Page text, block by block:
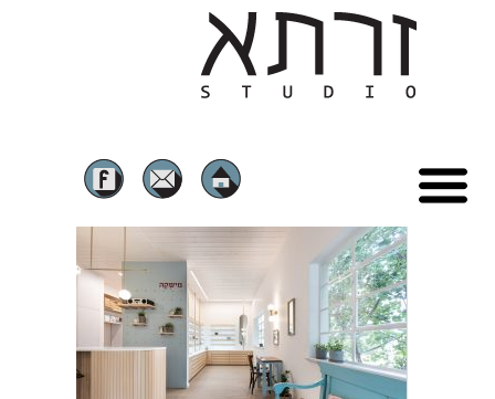
ראשי
הסיפור שלנו
מבני ציבור
RE-USE ושימור